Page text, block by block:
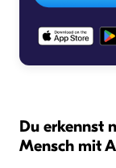
Du erkennst
Mensch mit